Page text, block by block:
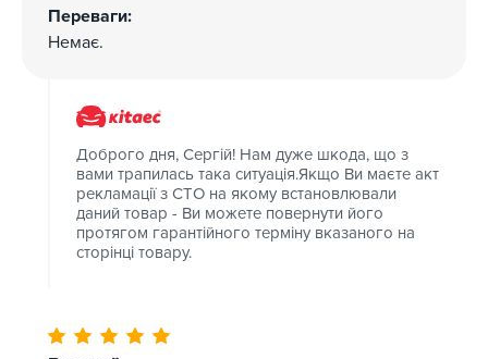
Переваги:
Немає.
Доброго дня, Сергій! Нам дуже шкода, що з
вами трапилась така ситуація.Якщо Ви маєте акт
рекламації з СТО на якому встановлювали
даний товар - Ви можете повернути його
протягом гарантійного терміну вказаного на
сторінці товару.